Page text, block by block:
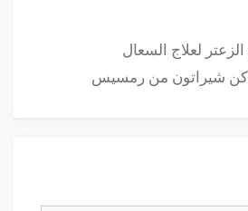
لعلاج السعال
شيراتون من رمسيس